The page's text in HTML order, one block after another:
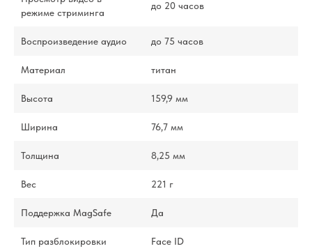
режиме стриминга
до 20 часов
Воспроизведение аудио до 75 часов
Материал титан
Высота 159,9 мм
Ширина 76,7 мм
Толщина 8,25 мм
Вес 221 г
Поддержка MagSafe Да
Тип разблокировки Face ID